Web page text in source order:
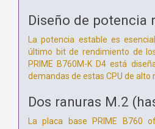
Diseño de potencia
La potencia estable es
último bit de rendimiento de
PRIME B760M-K D4 está
demandas de estas CPU de alto
Dos ranuras M.2
La placa base PRIME B760